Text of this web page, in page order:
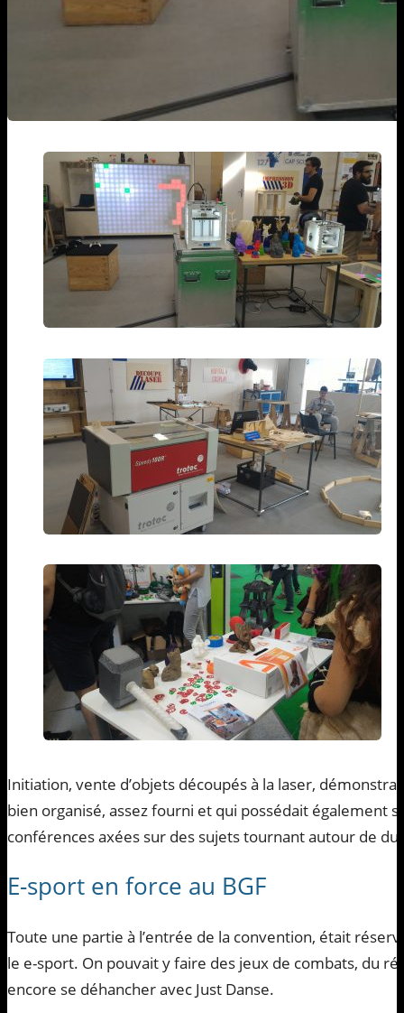
Initiation, vente d’objets découpés à la laser,
bien organisé, assez fourni et qui possédait également
conférences axées sur des sujets tournant autour de
E-sport en force au BGF
Toute une partie à l’entrée de la convention, était
le e-sport. On pouvait y faire des jeux de combats, du
encore se déhancher avec Just Danse.